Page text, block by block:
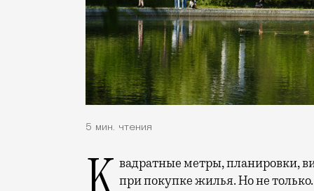
5 мин. чтения
при покупке жилья. Но не